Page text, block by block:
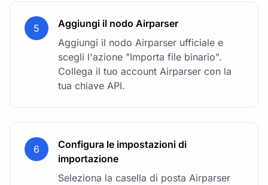
5
Aggiungi il nodo Airparser
Aggiungi il nodo Airparser ufficiale e
scegli l'azione "Importa file binario".
Collega il tuo account Airparser con la
tua chiave API.
6
Configura le impostazioni di
importazione
Seleziona la casella di posta Airparser